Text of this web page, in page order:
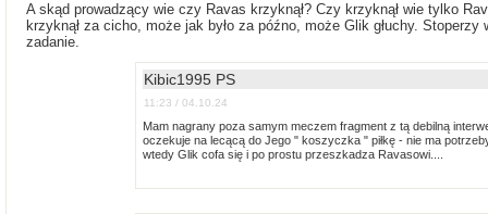
A skąd prowadzący wie czy Ravas krzyknął? Czy krzyknął wie tylko
krzyknął za cicho, może jak było za późno, może Glik głuchy.
zadanie.
Kibic1995 PS
11:23 / 04.10.24
Mam nagrany poza samym meczem fragment z tą debilną
oczekuje na lecącą do Jego " koszyczka " piłkę - nie ma
wtedy Glik cofa się i po prostu przeszkadza Ravasowi....